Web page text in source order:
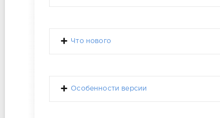
Что нового
Особенности версии